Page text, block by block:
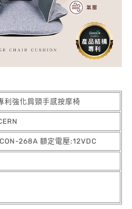
利強化肩頸手感按摩椅
268A 額定電壓:12VDC